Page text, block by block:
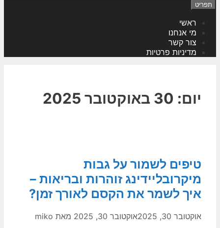
תפריט
ראשי
מי אנחנו
צור קשר
מדיניות פרטיות
יום: 30 באוקטובר 2025
טיפים לשמור על גבות
מיקרובליידינג זוהרות ובריאות –
איך לשמר את הקסם לאורך זמן?
אוקטובר 30, 2025 אוקטובר 30, 2025 מאת miko